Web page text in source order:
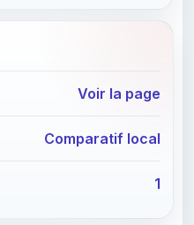
Voir la page
Comparatif local
1